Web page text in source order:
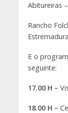
Abitureiras
Rancho
E o
seguinte:
17.00 H –
18.00 H –